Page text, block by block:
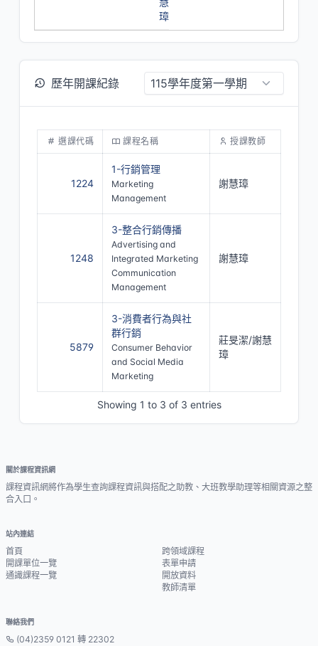
璋
歷年開課紀錄
選課代碼 課程名稱 授課教師
1224
1-行銷管理
Marketing
Management
謝慧璋
1248
3-整合行銷傳播
Advertising and
Integrated Marketing
Communication
Management
謝慧璋
5879
3-消費者行為與社
群行銷
Consumer Behavior
and Social Media
Marketing
莊旻潔/謝慧
璋
Showing 1 to 3 of 3 entries
關於課程資訊網
課程資訊網將作為學生查詢課程資訊與搭配之助教、大班教學助理等相關資源之整
合入口。
站內連結
首頁
開課單位一覽
通識課程一覽
跨領域課程
表單申請
開放資料
教師清單
聯絡我們
(04)2359 0121 轉 22302